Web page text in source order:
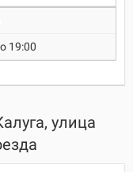
19:00
улица